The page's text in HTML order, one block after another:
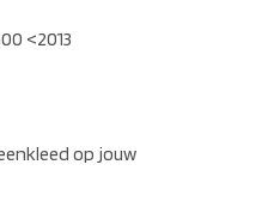
<2013
op jouw